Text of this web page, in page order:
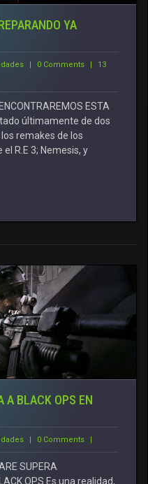
YA
| 0 Comments |
13
ESTA
últimamente de dos
remakes de los
R.E 3; Nemesis, y
A BLACK OPS EN
| 0 Comments |
SUPERA
OPS Es una realidad,